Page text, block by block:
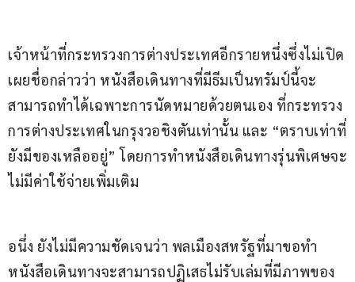
เจ้าหน้าที่กระทรวงการต่างประเทศอีกรายหนึ่งซึ่งไม่เปิด
เผยชื่อกล่าวว่า หนังสือเดินทางที่มีธีมเป็นทรัมป์นี้จะ
สามารถทำได้เฉพาะการนัดหมายด้วยตนเอง ที่กระทรวง
การต่างประเทศในกรุงวอชิงตันเท่านั้น และ “ตราบเท่าที่
ยังมีของเหลืออยู่” โดยการทำหนังสือเดินทางรุ่นพิเศษจะ
ไม่มีค่าใช้จ่ายเพิ่มเติม
อนึ่ง ยังไม่มีความชัดเจนว่า พลเมืองสหรัฐที่มาขอทำ
หนังสือเดินทางจะสามารถปฏิเสธไม่รับเล่มที่มีภาพของ